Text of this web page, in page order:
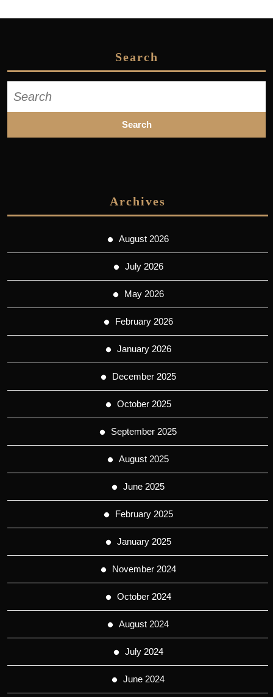
Search
for:
Archives
August 2026
July 2026
May 2026
February 2026
January 2026
December 2025
October 2025
September 2025
August 2025
June 2025
February 2025
January 2025
November 2024
October 2024
August 2024
July 2024
June 2024